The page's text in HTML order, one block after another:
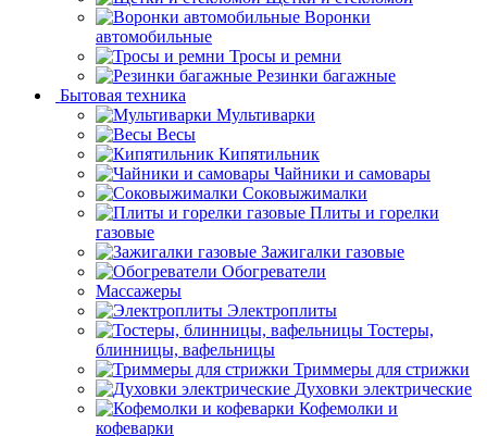
Воронки
автомобильные
Тросы и ремни
Резинки багажные
Бытовая техника
Мультиварки
Весы
Кипятильник
Чайники и самовары
Соковыжималки
Плиты и горелки
газовые
Зажигалки газовые
Обогреватели
Массажеры
Электроплиты
Тостеры,
блинницы, вафельницы
Триммеры для стрижки
Духовки электрические
Кофемолки и
кофеварки